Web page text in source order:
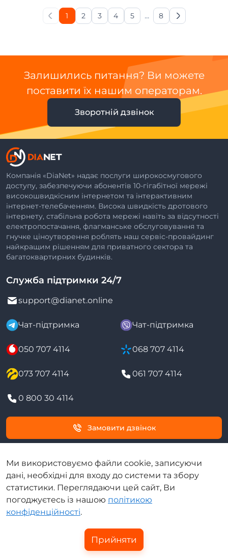
Previous page
1 2 3 4 5 ... 8 Next page
Залишились питання? Ви можете
поставити їх нашим операторам.
Зворотній дзвінок
Компанія «DiaNet» надає послуги широкосмугового
доступу, забезпечуючи абонентів 10-гігабітної мережі
високошвидкісним інтернетом та інтерактивним
інтернет-телебаченням. Висока швидкість дротового
інтернету, стабільна робота мережі навіть за відсутності
електропостачання, флагманське обслуговування та
гнучке ціноутворення роблять наш сервіс-провайдинг
найкращим рішенням для приватного сектора та
багатоквартирних будинків.
Служба підтримки 24/7
support@dianet.online
Чат-підтримка Чат-підтримка
050 707 4114 068 707 4114
073 707 4114 061 707 4114
0 800 30 4114
Замовити дзвінок
Онлайн чат
Copyright © 2012-2026DiaNetLLC. Усі права захищені.
Ми використовуємо файли cookie, записуючи
дані, необхідні для входу до системи та збору
статистики. Переглядаючи цей сайт, Ви
погоджуєтесь із нашою політикою
конфіденційності.
Прийняти